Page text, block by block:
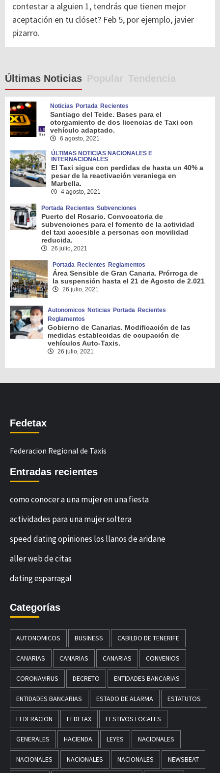
contestar a alguien 1, tendrás que tienen mejor
aceptación en tu clóset? Feb 5, por ejemplo, javier
pizarro.
Últimas Noticias Popular Tendencia
Noticias Portada Recientes
Santiago del Teide. Bases para el
otorgamiento de dos licencias de Taxi con
vehículo adaptado.
6 agosto, 2021
ÚLTIMAS NOTICIAS NACIONALES E
INTERNACIONALES
El Taxi sigue con perdidas de hasta un 40% a
pesar de la reactivación veraniega en
Marbella.
4 agosto, 2021
Portada Recientes Subvenciones
Puerto del Rosario. Convocatoria de
subvenciones para el fomento de la actividad
del taxi accesible a personas con movilidad
reducida.
26 julio, 2021
Portada Recientes Reglamentos
Área Sensible de Gran Canaria. Prórroga de
la suspensión hasta el 21 de Agosto de 2.021
26 julio, 2021
Autonomicos Noticias Portada Recientes
Reglamentos
Gobierno de Canarias. Modificación de las
medidas establecidas de ocupación de
vehículos Auto-Taxis.
26 julio, 2021
Fedetax
Federacion Regional de Taxis
Entradas recientes
como conocer a una mujer en una fiesta
actividades para una mujer soltera
speed dating opiniones los llanos de aridane
aller web de citas
dating esparragal
Categorías
AUTONOMICOS BUSINESS CABILDO DE TENERIFE
CANARIAS CANARIAS CANARIAS CONVENIOS
CORONAVIRUS DECRETO ENTIDADES BANCARIAS
ENTIDADES BANCARIAS ESTADO DE ALARMA ESTATUTOS
FEDERACION FEDETAX FESTIVOS LOCALES
GENERALES HACIENDA LEYES NACIONALES
NACIONALES NACIONALES NACIONALES NEWSBEAT